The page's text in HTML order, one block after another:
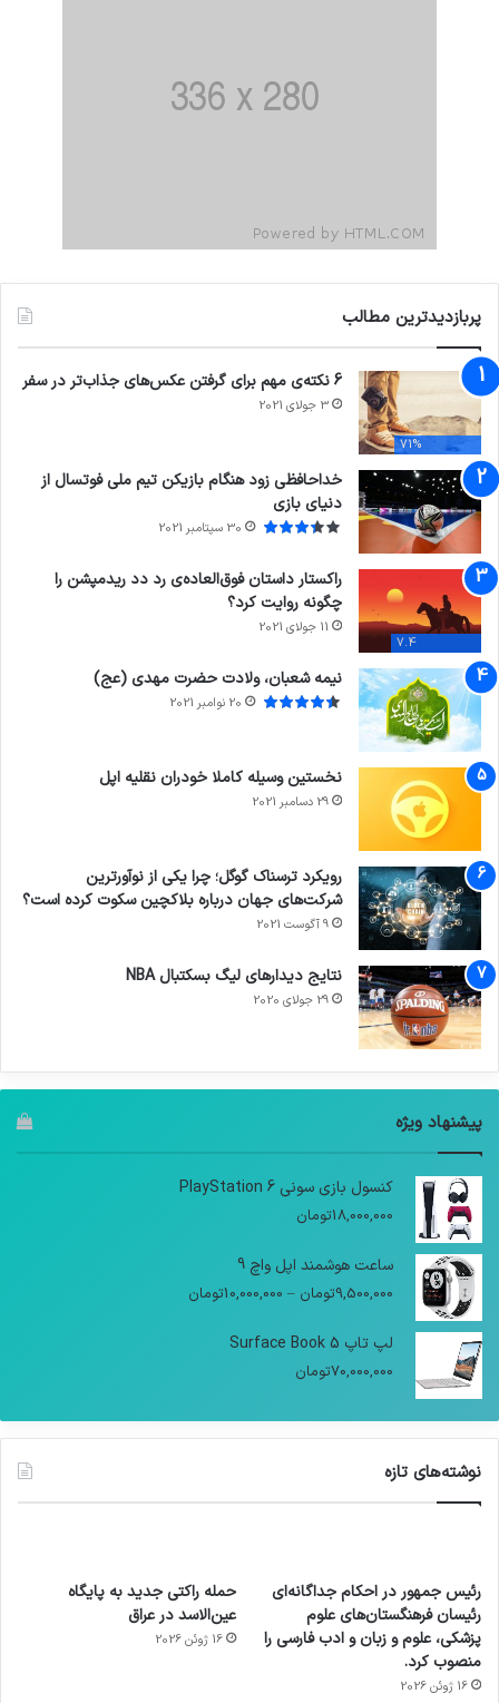
پربازدیدترین مطالب
71%
6 نکته‌ی مهم برای گرفتن عکس‌های جذاب‌تر در سفر
3 جولای 2021
خداحافظی زود هنگام بازیکن تیم ملی فوتسال از
دنیای بازی
30 سپتامبر 2021
7.4
راکستار داستان فوق‌العاده‌ی رد دد ریدمپشن را
چگونه روایت کرد؟
11 جولای 2021
نیمه شعبان، ولادت حضرت مهدی (عج)
20 نوامبر 2021
نخستین وسیله کاملا خودران نقلیه اپل
29 دسامبر 2021
رویکرد ترسناک گوگل؛ چرا یکی از نوآورترین
شرکت‌های جهان درباره بلاکچین سکوت کرده است؟
9 آگوست 2021
نتایج دیدار‌های لیگ بسکتبال NBA
29 جولای 2020
پیشنهاد ویژه
کنسول بازی سونی PlayStation 6
18,000,000تومان
ساعت هوشمند اپل واچ 9
9,500,000تومان –
10,000,000تومان
لپ تاپ Surface Book 5
70,000,000تومان
نوشته‌های تازه
رئیس جمهور در احکام جداگانه‌ای
رئیسان فرهنگستان‌های علوم
پزشکی، علوم و زبان و ادب فارسی را
منصوب کرد.
16 ژوئن 2026
حمله راکتی جدید به پایگاه
عین‌الاسد در عراق
16 ژوئن 2026